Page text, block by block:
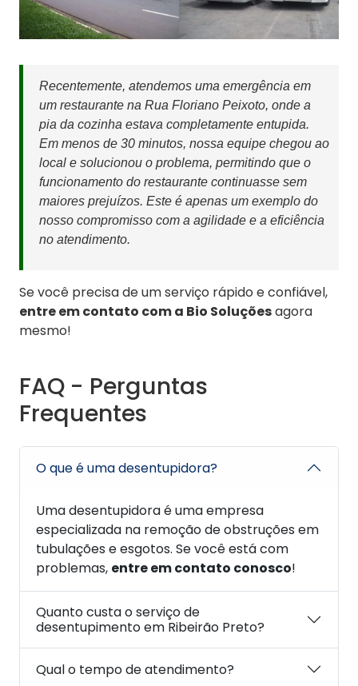
Recentemente, atendemos uma emergência em
um restaurante na Rua Floriano Peixoto, onde a
pia da cozinha estava completamente entupida.
Em menos de 30 minutos, nossa equipe chegou ao
local e solucionou o problema, permitindo que o
funcionamento do restaurante continuasse sem
maiores prejuízos. Este é apenas um exemplo do
nosso compromisso com a agilidade e a eficiência
no atendimento.
Se você precisa de um serviço rápido e confiável,
entre em contato com a Bio Soluçõesagora
mesmo!
FAQ - Perguntas
Frequentes
O que é uma desentupidora?
Uma desentupidora é uma empresa
especializada na remoção de obstruções em
tubulações e esgotos. Se você está com
problemas, entre em contato conosco!
Quanto custa o serviço de
desentupimento em Ribeirão Preto?
Qual o tempo de atendimento?